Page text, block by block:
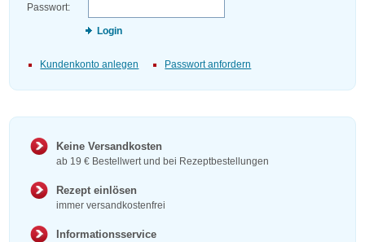
Passwort:
Login
Kundenkonto anlegen Passwort anfordern
Keine Versandkosten
ab 19 € Bestellwert und bei Rezeptbestellungen
Rezept einlösen
immer versandkostenfrei
Informationsservice